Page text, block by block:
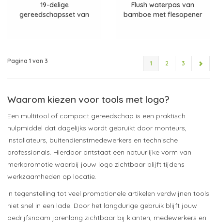
19-delige
gereedschapsset van
Flush waterpas van
bamboe met flesopener
Pagina 1 van 3 1 2 3
Waarom kiezen voor tools met logo?
Een multitool of compact gereedschap is een praktisch
hulpmiddel dat dagelijks wordt gebruikt door monteurs,
installateurs, buitendienstmedewerkers en technische
professionals. Hierdoor ontstaat een natuurlijke vorm van
merkpromotie waarbij jouw logo zichtbaar blijft tijdens
werkzaamheden op locatie.
In tegenstelling tot veel promotionele artikelen verdwijnen tools
niet snel in een lade. Door het langdurige gebruik blijft jouw
bedrijfsnaam jarenlang zichtbaar bij klanten, medewerkers en